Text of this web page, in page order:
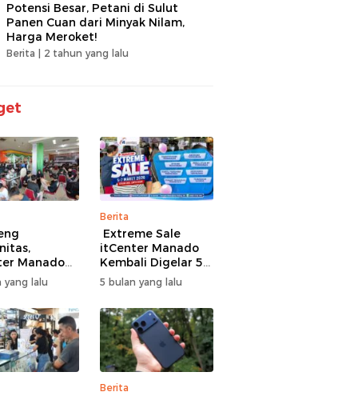
Potensi Besar, Petani di Sulut
Panen Cuan dari Minyak Nilam,
Harga Meroket!
Berita | 2 tahun yang lalu
Manado
Gelar
Offline
60 Tim
yang lalu
Berita
Extreme Sale
itCenter Manado
Kembali Digelar 5–
7 Maret 2026,
iPhone 17 Pro Max
Diskon hingga
Rp1,75 Juta
5 bulan yang lalu
Berita